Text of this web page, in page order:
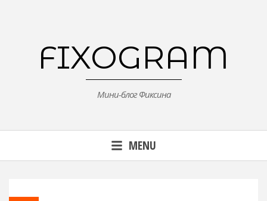
FIXOGRAM
Мини-блог Фиксина
MENU